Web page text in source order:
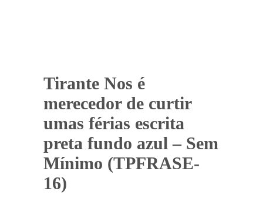
Tirante Nos é
merecedor de curtir
umas férias escrita
preta fundo azul – Sem
Mínimo (TPFRASE-
16)